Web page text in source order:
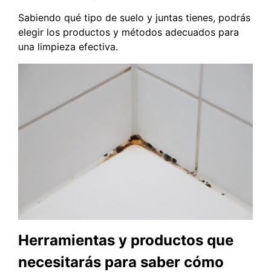
Sabiendo qué tipo de suelo y juntas tienes, podrás
elegir los productos y métodos adecuados para
una limpieza efectiva.
Herramientas y productos que
necesitarás para saber cómo